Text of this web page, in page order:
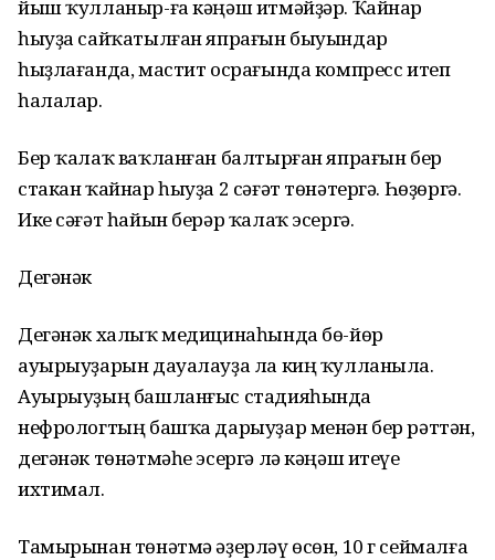
йыш ҡулланыр-ға кәңәш итмәйҙәр. Ҡайнар
һыуҙа сайҡатылған япрағын быуындар
һыҙлағанда, мастит осрағында компресс итеп
һалалар.
Бер ҡалаҡ ваҡланған балтырған япрағын бер
стакан ҡайнар һыуҙа 2 сәғәт төнәтергә. Һөҙөргә.
Ике сәғәт һайын берәр ҡалаҡ эсергә.
Дегәнәк
Дегәнәк халыҡ медицинаһында бө-йөр
ауырыуҙарын дауалауҙа ла киң ҡулланыла.
Ауырыуҙың башланғыс стадияһында
нефрологтың башҡа дарыуҙар менән бер рәттән,
дегәнәк төнәтмәһе эсергә лә кәңәш итеүе
ихтимал.
Тамырынан төнәтмә әҙерләү өсөн, 10 г сеймалға